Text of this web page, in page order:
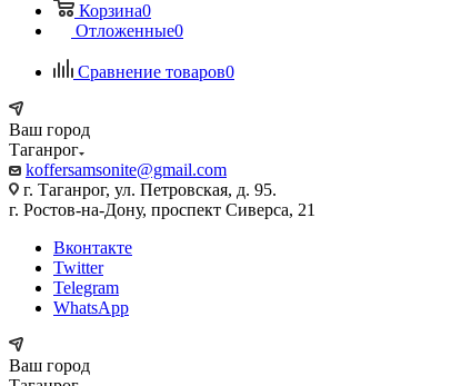
Корзина0
Отложенные0
Сравнение товаров0
Ваш город
Таганрог
koffersamsonite@gmail.com
г. Таганрог, ул. Петровская, д. 95.
г. Ростов-на-Дону, проспект Сиверса, 21
Вконтакте
Twitter
Telegram
WhatsApp
Ваш город